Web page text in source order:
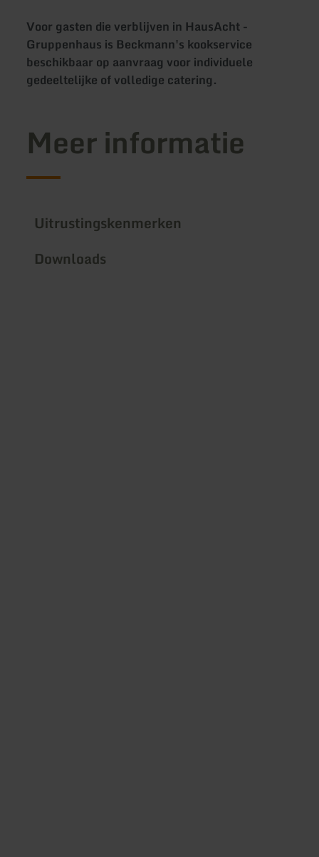
Voor gasten die verblijven in HausAcht -
Gruppenhaus is Beckmann's kookservice
beschikbaar op aanvraag voor individuele
gedeeltelijke of volledige catering.
Meer informatie
Uitrustingskenmerken
Downloads